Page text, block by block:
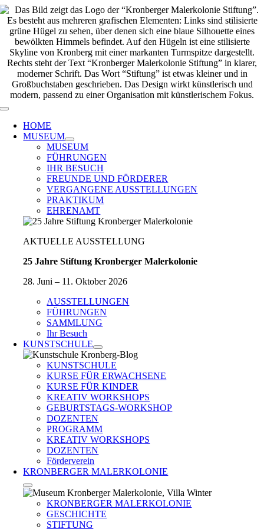
Zum
Inhalt
springen
Toggle
Navigation
HOME
MUSEUM
MUSEUM
FÜHRUNGEN
IHR BESUCH
FREUNDE UND FÖRDERER
VERGANGENE AUSSTELLUNGEN
PRAKTIKUM
EHRENAMT
AKTUELLE AUSSTELLUNG
25 Jahre Stiftung Kronberger Malerkolonie
28. Juni – 11. Oktober 2026
AUSSTELLUNGEN
FÜHRUNGEN
SAMMLUNG
Ihr Besuch
KUNSTSCHULE
KUNSTSCHULE
KURSE FÜR ERWACHSENE
KURSE FÜR KINDER
KREATIV WORKSHOPS
GEBURTSTAGS-WORKSHOP
DOZENTEN
PROGRAMM
KREATIV WORKSHOPS
DOZENTEN
Förderverein
KRONBERGER MALERKOLONIE
KRONBERGER MALERKOLONIE
GESCHICHTE
STIFTUNG